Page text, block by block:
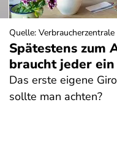
Spätestens zum
braucht jeder
Das erste eigene
sollte man achten?
Quelle: